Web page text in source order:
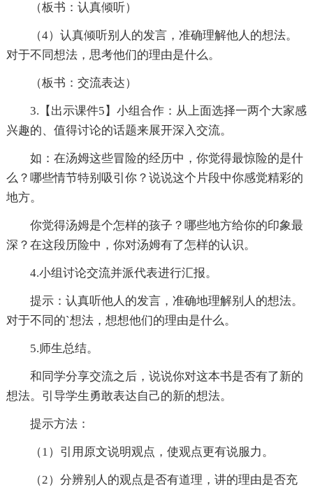
（板书：认真倾听）
（4）认真倾听别人的发言，准确理解他人的想法。
对于不同想法，思考他们的理由是什么。
（板书：交流表达）
3.【出示课件5】小组合作：从上面选择一两个大家感
兴趣的、值得讨论的话题来展开深入交流。
如：在汤姆这些冒险的经历中，你觉得最惊险的是什
么？哪些情节特别吸引你？说说这个片段中你感觉精彩的
地方。
你觉得汤姆是个怎样的孩子？哪些地方给你的印象最
深？在这段历险中，你对汤姆有了怎样的认识。
4.小组讨论交流并派代表进行汇报。
提示：认真听他人的发言，准确地理解别人的想法。
对于不同的`想法，想想他们的理由是什么。
5.师生总结。
和同学分享交流之后，说说你对这本书是否有了新的
想法。引导学生勇敢表达自己的新的想法。
提示方法：
（1）引用原文说明观点，使观点更有说服力。
（2）分辨别人的观点是否有道理，讲的理由是否充